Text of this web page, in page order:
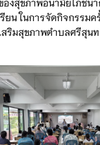
น ในการจัดกิจกรรมค
ริมสุขภาพตำบลศรีสุนท